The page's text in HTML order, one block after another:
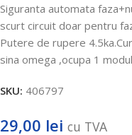
Siguranta automata
scurt circuit doar pentru
Putere de rupere
sina omega ,ocupa 1
SKU: 406797
29,00 lei cu TVA